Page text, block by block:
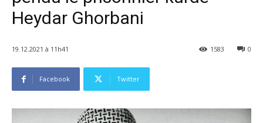
Heydar Ghorbani
19.12.2021 à 11h41 0
1583
Facebook Twitter